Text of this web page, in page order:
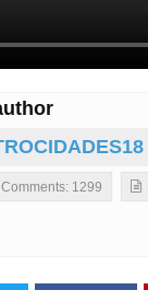
Comments: 1299